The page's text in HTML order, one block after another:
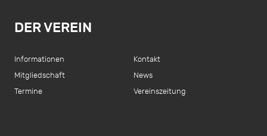
DER VEREIN
Informationen
Kontakt
Mitgliedschaft
News
Termine
Vereinszeitung